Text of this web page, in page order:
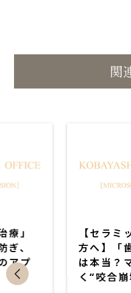
関
」
、
プ
【セラミッ
方へ】「歯
は本当？マ
く“咬合崩